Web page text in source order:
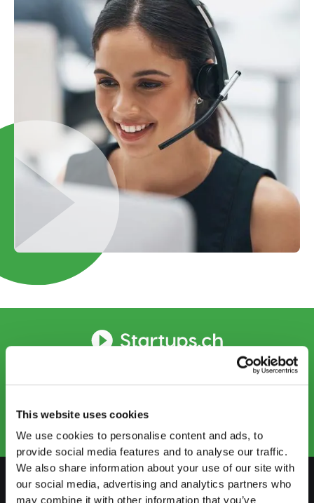
This website uses cookies
We use cookies to personalise content and ads, to
provide social media features and to analyse our traffic.
We also share information about your use of our site with
our social media, advertising and analytics partners who
may combine it with other information that you’ve
+41 52 269 30 80